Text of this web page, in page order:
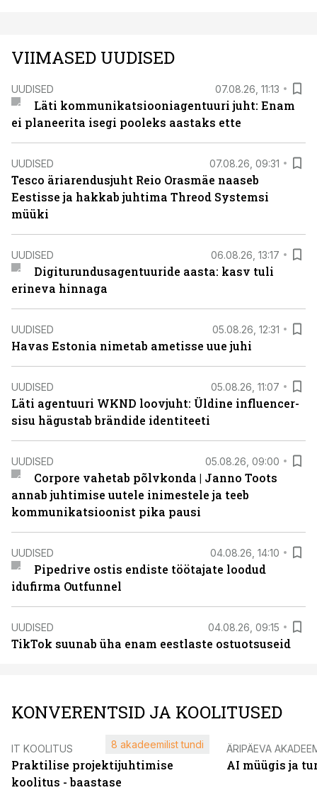
VIIMASED UUDISED
UUDISED 07.08.26, 11:13
Läti kommunikatsiooniagentuuri juht: Enam
ei planeerita isegi pooleks aastaks ette
UUDISED 07.08.26, 09:31
Tesco äriarendusjuht Reio Orasmäe naaseb
Eestisse ja hakkab juhtima Threod Systemsi
müüki
UUDISED 06.08.26, 13:17
Digiturundusagentuuride aasta: kasv tuli
erineva hinnaga
UUDISED 05.08.26, 12:31
Havas Estonia nimetab ametisse uue juhi
UUDISED 05.08.26, 11:07
Läti agentuuri WKND loovjuht: Üldine influencer-
sisu hägustab brändide identiteeti
UUDISED 05.08.26, 09:00
Corpore vahetab põlvkonda | Janno Toots
annab juhtimise uutele inimestele ja teeb
kommunikatsioonist pika pausi
UUDISED 04.08.26, 14:10
Pipedrive ostis endiste töötajate loodud
idufirma Outfunnel
UUDISED 04.08.26, 09:15
TikTok suunab üha enam eestlaste ostuotsuseid
KONVERENTSID JA KOOLITUSED
IT KOOLITUS
Praktilise projektijuhtimise
koolitus - baastase
8 akadeemilist tundi ÄRIPÄEVA
AI müügis ja